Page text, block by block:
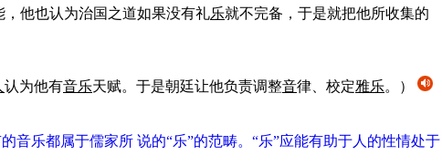
，他也认为治国之道如果没有礼乐就不完备，于是就把他所收集的
认为他有音乐天赋。于是朝廷让他负责调整音律、校定雅乐。）
乐都属于儒家所 说的“乐”的范畴。“乐”应能有助于人的性情处于